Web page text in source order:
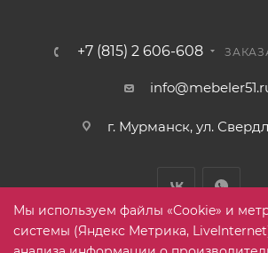
+7 (815) 2 606-608
г. Мурманск, ул.
Мы используем файлы «Cookie» и
системы (Яндекс Метрика,